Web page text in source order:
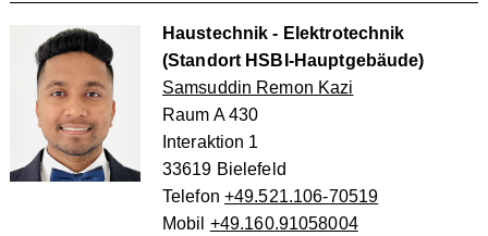
Haustechnik - Elektrotechnik
(Standort HSBI-Hauptgebäude)
Samsuddin Remon Kazi
Raum A 430
Interaktion 1
33619 Bielefeld
Telefon +49.521.106-70519
Mobil +49.160.91058004